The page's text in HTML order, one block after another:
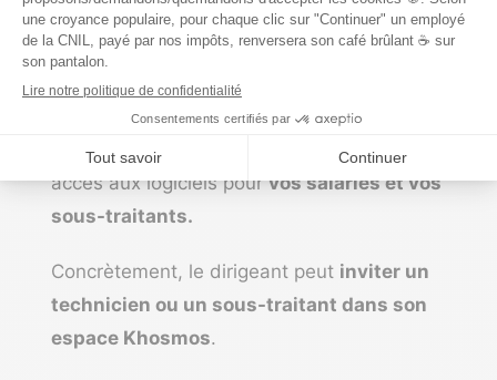
Gestion des accès et des sous-
traitants
Depuis Khosmos, vous pouvez gérer les
accès aux logiciels pourvos salariés et vos
sous-traitants.
Concrètement, le dirigeant peut inviter un
technicien ou un sous-traitant dans son
espace Khosmos.